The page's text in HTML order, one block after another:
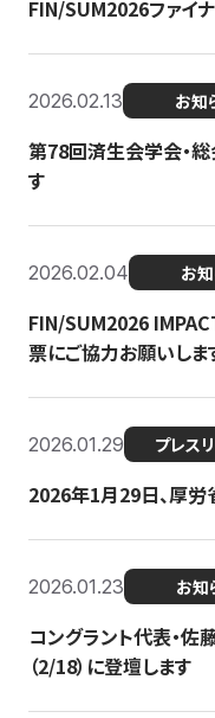
FIN/SUM2026ファイ
2026.02.13 お知
第78回済生会学会・総
す
2026.02.04 お
FIN/SUM2026
票にご協力お願いしま
2026.01.29 プレス
2026年1月29日、厚労
2026.01.23 お知
コングラント代表・佐
（2/18）に登壇します